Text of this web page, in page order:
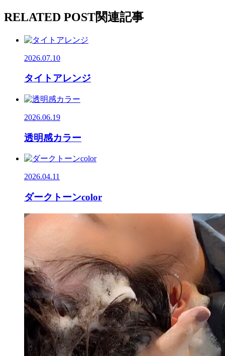
RELATED POST関連記事
2026.07.10
タイトアレンジ
2026.06.19
透明感カラー
2026.04.11
ダークトーンcolor